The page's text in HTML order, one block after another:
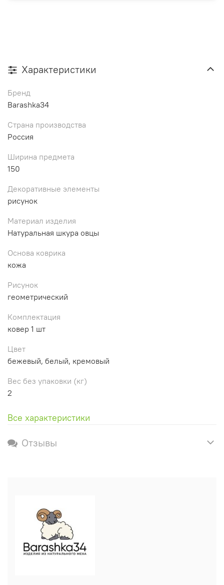
Характеристики
Бренд
Barashka34
Страна производства
Россия
Ширина предмета
150
Декоративные элементы
рисунок
Материал изделия
Натуральная шкура овцы
Основа коврика
кожа
Рисунок
геометрический
Комплектация
ковер 1 шт
Цвет
бежевый, белый, кремовый
Вес без упаковки (кг)
2
Все характеристики
Отзывы